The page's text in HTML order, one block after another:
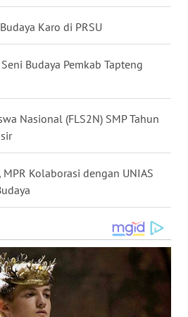
Karo di PRSU
Budaya Pemkab Tapteng
Nasional (FLS2N) SMP Tahun
Kolaborasi dengan UNIAS